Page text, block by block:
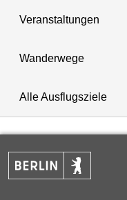
Veranstaltungen
Wanderwege
Alle Ausflugsziele